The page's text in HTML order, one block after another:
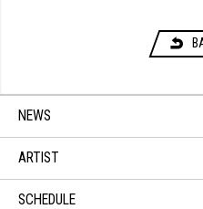
NEWS
ARTIST
SCHEDULE